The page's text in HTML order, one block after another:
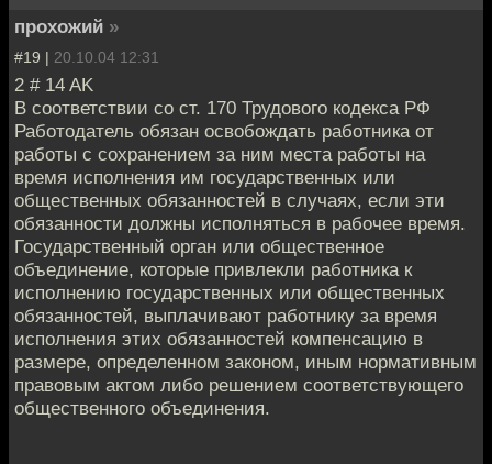
прохожий »
#19 | 20.10.04 12:31
2 # 14 AK
В соответствии со ст. 170 Трудового кодекса РФ
Работодатель обязан освобождать работника от
работы с сохранением за ним места работы на
время исполнения им государственных или
общественных обязанностей в случаях, если эти
обязанности должны исполняться в рабочее время.
Государственный орган или общественное
объединение, которые привлекли работника к
исполнению государственных или общественных
обязанностей, выплачивают работнику за время
исполнения этих обязанностей компенсацию в
размере, определенном законом, иным нормативным
правовым актом либо решением соответствующего
общественного объединения.